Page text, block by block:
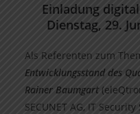
Einladung
Dienstag, 29.
Als Referenten zum
Entwicklungsstand des
Rainer Baumgart
SECUNET AG, IT